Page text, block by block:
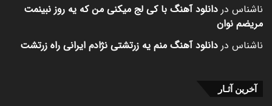
ناشناس در دانلود آهنگ با کی لج میکنی من که یه روز نبینمت
مریضم نوان
ناشناس در دانلود آهنگ منم یه زرتشتی نژادم ایرانی راه زرتشت
آخرین آثـار